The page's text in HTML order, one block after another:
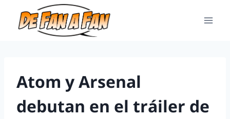
Atom y Arsenal
debutan en el tráiler de